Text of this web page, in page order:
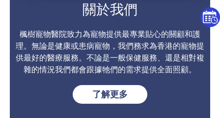
關於我們
楓樹寵物醫院致力為寵物提供最專業貼心的關顧和護
理。 無論是健康或患病寵物， 我們務求為香港的寵物提
供最好的醫療服務。 不論是一般保健服務、還是相對複
雜的情況我們都會跟據牠們的需求提供全面照顧。
了解更多